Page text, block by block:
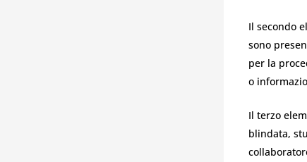
Il secondo
sono
per la
o
Il terzo
blindata,